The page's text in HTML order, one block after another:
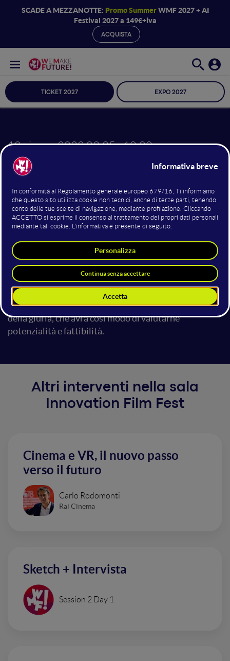
SCADE A MEZZANOTTE: Promo SummerWMF 2027 + AI
Festival 2027 a 149€+iva
ACQUISTA
TICKET 2027 EXPO 2027
18 giugno 202209:25 - 10:00
Innovation Film Fest
Pitch - Call for
Sceneggiature
I sei finalisti della Call Sceneggiature presentano il
proprio progetto attraverso il pitch, esplicitando tutti
gli elementi chiave del soggetto, della sceneggiatura e
delle possibilità di produzione del cortometraggio di
fronte a una giuria di produttori. Ogni referente avrà a
disposizione 3 minuti di tempo per presentare la
propria idea e per rispondere alle domande da parte
della giuria, che avrà così modo di valutarne
potenzialità e fattibilità.
Altri interventi nella sala
Innovation Film Fest
Cinema e VR, il nuovo passo
verso il futuro
Carlo Rodomonti
Rai Cinema
Sketch + Intervista
Session 2 Day 1